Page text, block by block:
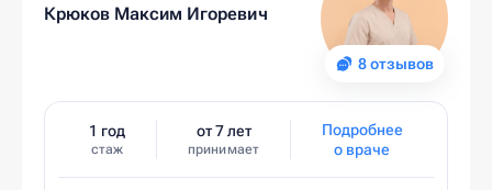
8 отзывов
Крюков Максим Игоревич
1 год
стаж
от 7 лет
принимает
Подробнее
о враче